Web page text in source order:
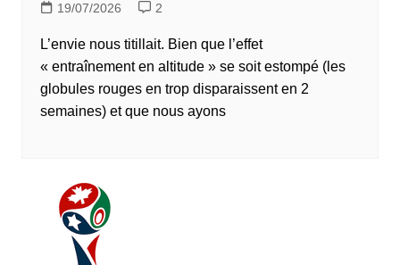
19/07/2026 2
L’envie nous titillait. Bien que l’effet
« entraînement en altitude » se soit estompé (les
globules rouges en trop disparaissent en 2
semaines) et que nous ayons